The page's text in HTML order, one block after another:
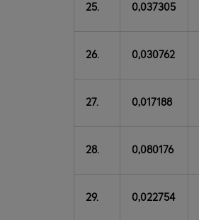
25. 0,037305
26. 0,030762
27. 0,017188
28. 0,080176
29. 0,022754